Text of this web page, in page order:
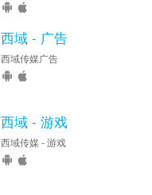
西域 - 广告
西域传媒广告
西域 - 游戏
西域传媒 - 游戏